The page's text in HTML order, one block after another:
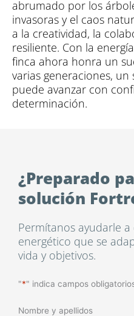
abrumado por los
invasoras y el caos
a la creatividad, la
resiliente. Con la
finca ahora honra un
varias generaciones,
puede avanzar con
determinación.
¿Preparado
solución
Permítanos ayudarle
energético que se
vida y objetivos.
"*" indica campos
Nombre y apellidos